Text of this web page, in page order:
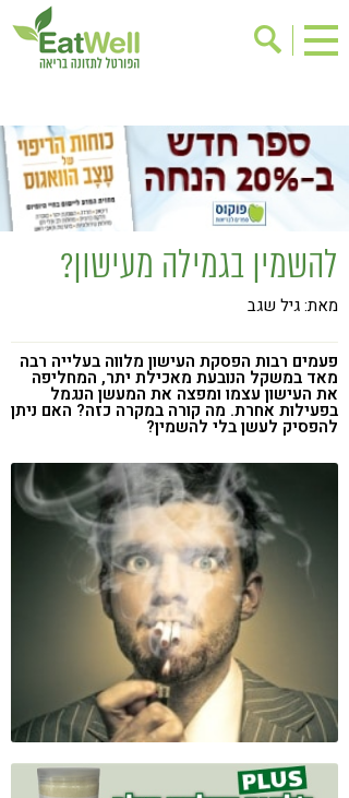
בישול בריא
אינדקס עסקים
ריפוי ומניעת מחלות
בריאות האישה
מתכוני בריאות
אירועים
שינוי תזונתי
גישות בתזונה
ניקוי רעלים
מזונות על
ילדים
תזונה וספורט
הפרעות קשב & ריכוז
אכילה רגשית
רגישות לגלוטן
טעים להכיר
טבעונות
להשמין בגמילה מעישון?
מאת: גיל שגב
פעמים רבות הפסקת העישון מלווה בעלייה רבה
מאד במשקל הנובעת מאכילת יתר, המחליפה
את העישון עצמו ומפצה את המעשן הנגמל
בפעילות אחרת. מה קורה במקרה כזה? האם ניתן
להפסיק לעשן בלי להשמין?